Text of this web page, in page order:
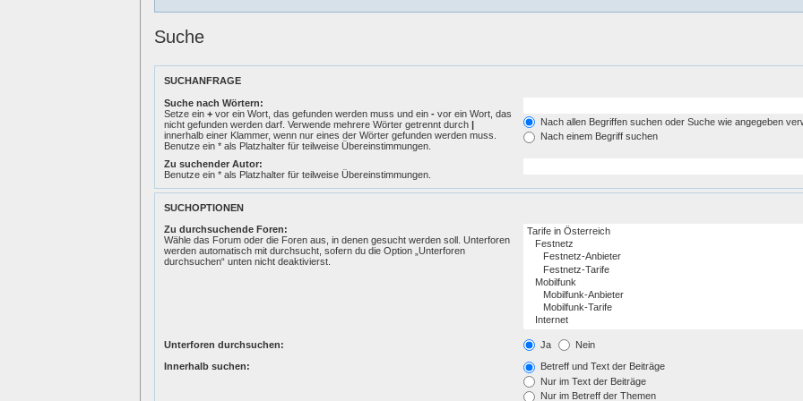
Suche
SUCHANFRAGE
Suche nach Wörtern:
Setze ein + vor ein Wort, das gefunden werden muss und ein - vor ein Wort, das
nicht gefunden werden darf. Verwende mehrere Wörter getrennt durch |
innerhalb einer Klammer, wenn nur eines der Wörter gefunden werden muss.
Benutze ein * als Platzhalter für teilweise Übereinstimmungen.
Nach allen Begriffen suchen oder Suche wie angegeben
Nach einem Begriff suchen
Zu suchender Autor:
Benutze ein * als Platzhalter für teilweise Übereinstimmungen.
SUCHOPTIONEN
Zu durchsuchende Foren:
Wähle das Forum oder die Foren aus, in denen gesucht werden soll. Unterforen
werden automatisch mit durchsucht, sofern du die Option „Unterforen
durchsuchen“ unten nicht deaktivierst.
Unterforen durchsuchen: Ja Nein
Innerhalb suchen:
Betreff und Text der Beiträge
Nur im Text der Beiträge
Nur im Betreff der Themen